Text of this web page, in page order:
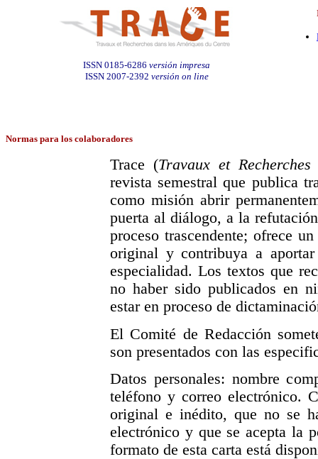
ISSN 0185-6286 versión impresa
ISSN 2007-2392 versión on line
Normas para los colaboradores
Trace (Travaux et
revista semestral que publica
como misión abrir
puerta al diálogo, a la
proceso trascendente; ofrece
original y contribuya a
especialidad. Los textos que
no haber sido publicados en
estar en proceso de
El Comité de Redacción
son presentados con las
Datos personales: nombre
teléfono y correo electrónico.
original e inédito, que no se
electrónico y que se acepta la
formato de esta carta está